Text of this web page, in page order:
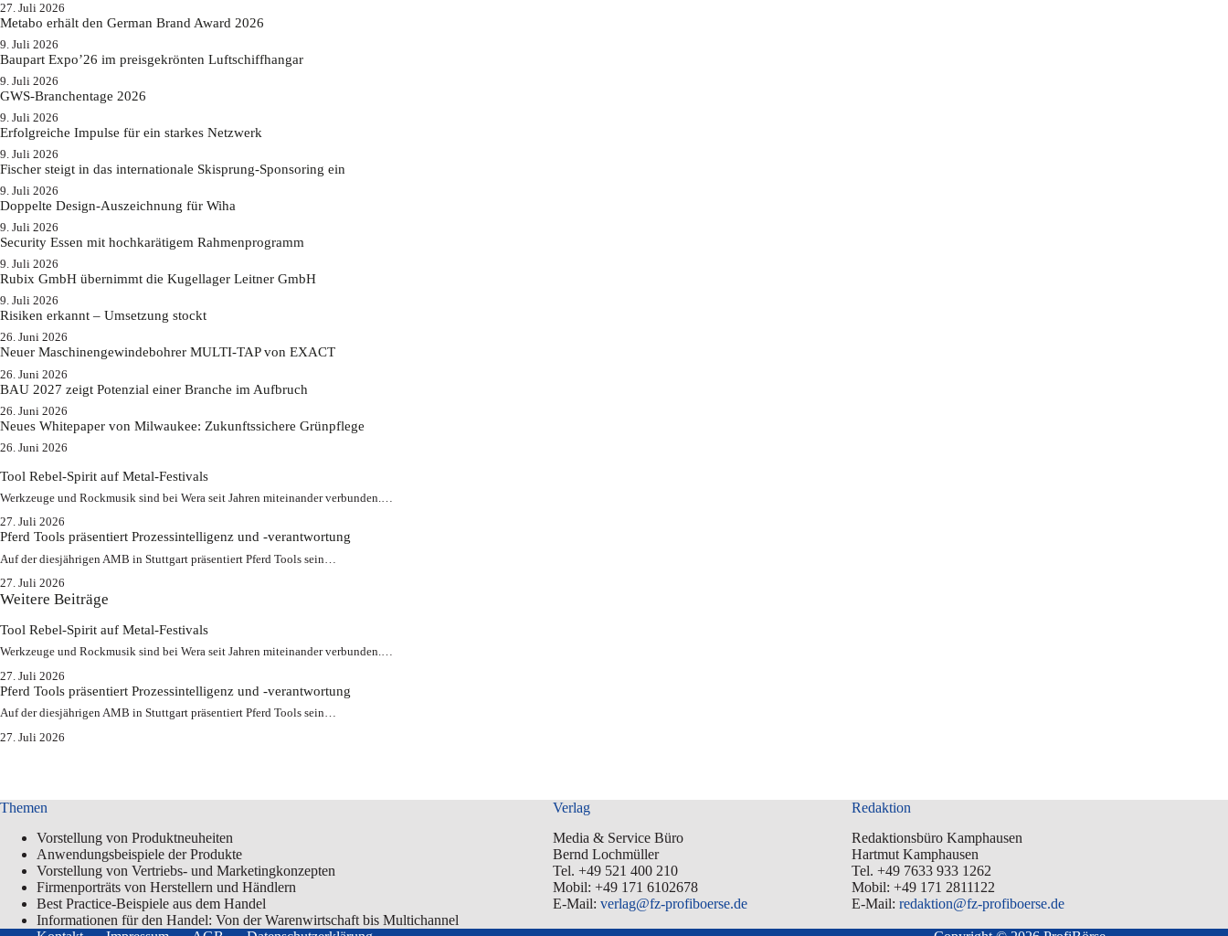
27. Juli 2026
Metabo erhält den German Brand Award 2026
9. Juli 2026
Baupart Expo’26 im preisgekrönten Luftschiffhangar
9. Juli 2026
GWS-Branchentage 2026
9. Juli 2026
Erfolgreiche Impulse für ein starkes Netzwerk
9. Juli 2026
Fischer steigt in das internationale Skisprung-Sponsoring ein
9. Juli 2026
Doppelte Design-Auszeichnung für Wiha
9. Juli 2026
Security Essen mit hochkarätigem Rahmenprogramm
9. Juli 2026
Rubix GmbH übernimmt die Kugellager Leitner GmbH
9. Juli 2026
Risiken erkannt – Umsetzung stockt
26. Juni 2026
Neuer Maschinengewindebohrer MULTI-TAP von EXACT
26. Juni 2026
BAU 2027 zeigt Potenzial einer Branche im Aufbruch​
26. Juni 2026
Neues Whitepaper von Milwaukee: Zukunftssichere Grünpflege
26. Juni 2026
Tool Rebel-Spirit auf Metal-Festivals
Werkzeuge und Rockmusik sind bei Wera seit Jahren miteinander verbunden.…
27. Juli 2026
Pferd Tools präsentiert Prozessintelligenz und -verantwortung
Auf der diesjährigen AMB in Stuttgart präsentiert Pferd Tools sein…
27. Juli 2026
Weitere Beiträge
Tool Rebel-Spirit auf Metal-Festivals
Werkzeuge und Rockmusik sind bei Wera seit Jahren miteinander verbunden.…
27. Juli 2026
Pferd Tools präsentiert Prozessintelligenz und -verantwortung
Auf der diesjährigen AMB in Stuttgart präsentiert Pferd Tools sein…
27. Juli 2026
Themen
Vorstellung von Produktneuheiten
Anwendungsbeispiele der Produkte
Vorstellung von Vertriebs- und Marketingkonzepten
Firmenporträts von Herstellern und Händlern
Best Practice-Beispiele aus dem Handel
Informationen für den Handel: Von der Warenwirtschaft bis Multichannel
Verlag
Media & Service Büro
Bernd Lochmüller
Tel. +49 521 400 210
Mobil: +49 171 6102678
E-Mail: verlag@fz-profiboerse.de
Redaktion
Redaktionsbüro Kamphausen
Hartmut Kamphausen
Tel. +49 7633 933 1262
Mobil: +49 171 2811122
E-Mail:redaktion@fz-profiboerse.de